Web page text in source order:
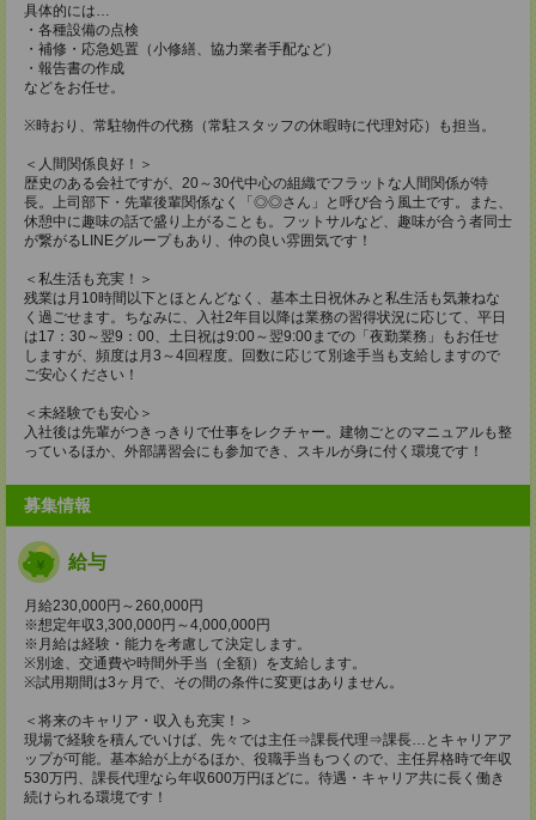
具体的には…
・各種設備の点検
・補修・応急処置（小修繕、協力業者手配など）
・報告書の作成
などをお任せ。
※時おり、常駐物件の代務（常駐スタッフの休暇時に代理対応）も担当。
＜人間関係良好！＞
歴史のある会社ですが、20～30代中心の組織でフラットな人間関係が特
長。上司部下・先輩後輩関係なく「◎◎さん」と呼び合う風土です。また、
休憩中に趣味の話で盛り上がることも。フットサルなど、趣味が合う者同士
が繋がるLINEグループもあり、仲の良い雰囲気です！
＜私生活も充実！＞
残業は月10時間以下とほとんどなく、基本土日祝休みと私生活も気兼ねな
く過ごせます。ちなみに、入社2年目以降は業務の習得状況に応じて、平日
は17：30～翌9：00、土日祝は9:00～翌9:00までの「夜勤業務」もお任せ
しますが、頻度は月3～4回程度。回数に応じて別途手当も支給しますので
ご安心ください！
＜未経験でも安心＞
入社後は先輩がつきっきりで仕事をレクチャー。建物ごとのマニュアルも整
っているほか、外部講習会にも参加でき、スキルが身に付く環境です！
募集情報
給与
月給230,000円～260,000円
※想定年収3,300,000円～4,000,000円
※月給は経験・能力を考慮して決定します。
※別途、交通費や時間外手当（全額）を支給します。
※試用期間は3ヶ月で、その間の条件に変更はありません。
＜将来のキャリア・収入も充実！＞
現場で経験を積んでいけば、先々では主任⇒課長代理⇒課長…とキャリアア
ップが可能。基本給が上がるほか、役職手当もつくので、主任昇格時で年収
530万円、課長代理なら年収600万円ほどに。待遇・キャリア共に長く働き
続けられる環境です！